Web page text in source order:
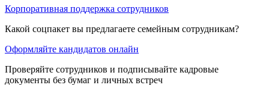
Корпоративная поддержка сотрудников
Какой соцпакет вы предлагаете семейным сотрудникам?
Оформляйте кандидатов онлайн
Проверяйте сотрудников и подписывайте кадровые
документы без бумаг и личных встреч